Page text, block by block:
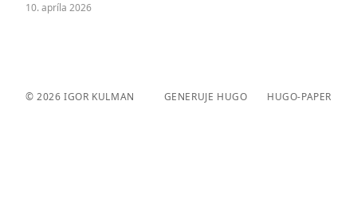
10. apríla 2026
© 2026IGOR KULMAN GENERUJE HUGO️️ HUGO-PAPER